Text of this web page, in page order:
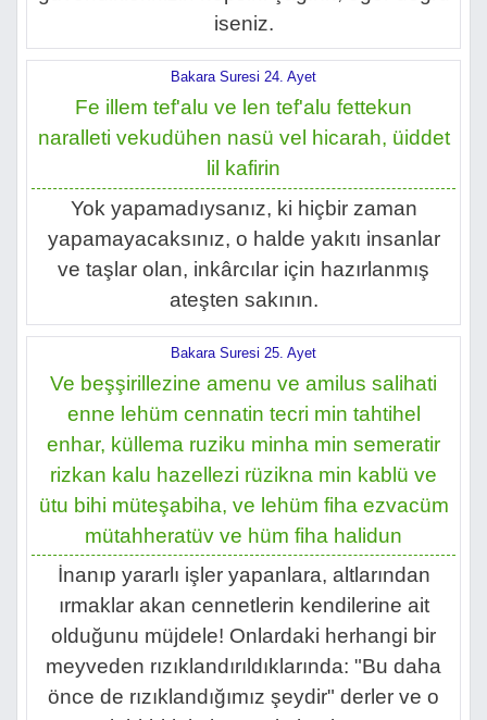
iseniz.
Bakara Suresi 24. Ayet
Fe illem tef'alu ve len tef'alu fettekun
naralleti vekudühen nasü vel hicarah, üiddet
lil kafirin
Yok yapamadıysanız, ki hiçbir zaman
yapamayacaksınız, o halde yakıtı insanlar
ve taşlar olan, inkârcılar için hazırlanmış
ateşten sakının.
Bakara Suresi 25. Ayet
Ve beşşirillezine amenu ve amilus salihati
enne lehüm cennatin tecri min tahtihel
enhar, küllema ruziku minha min semeratir
rizkan kalu hazellezi rüzikna min kablü ve
ütu bihi müteşabiha, ve lehüm fiha ezvacüm
mütahheratüv ve hüm fiha halidun
İnanıp yararlı işler yapanlara, altlarından
ırmaklar akan cennetlerin kendilerine ait
olduğunu müjdele! Onlardaki herhangi bir
meyveden rızıklandırıldıklarında: "Bu daha
önce de rızıklandığımız şeydir" derler ve o